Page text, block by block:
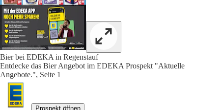
Bier bei EDEKA in Regenstauf
Entdecke das Bier Angebot im EDEKA Prospekt "Aktuelle
Angebote.", Seite 1
Prospekt öffnen